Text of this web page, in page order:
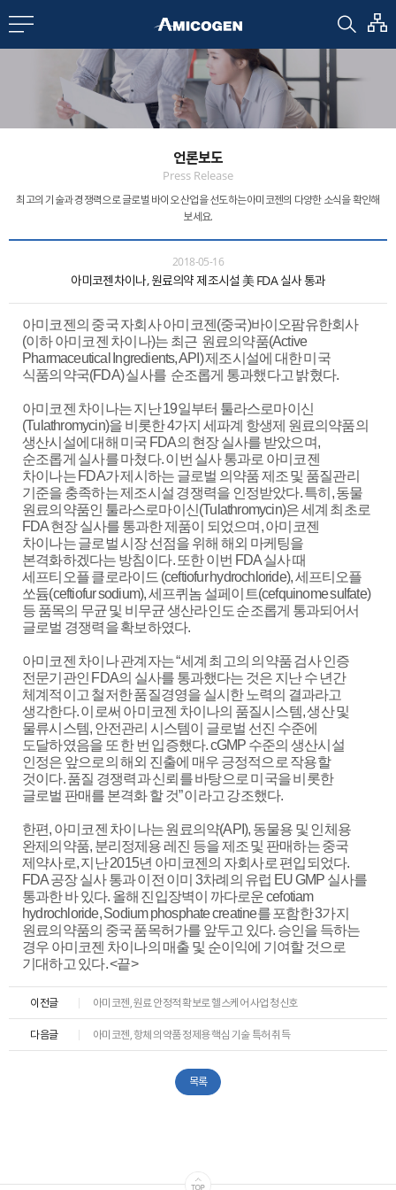
us
언론보도
Press Release
최고의 기술과 경쟁력으로 글로벌 바이오 산업을 선도하는아미코젠의 다양한 소식을 확인해
보세요.
2018-05-16
아미코젠차이나, 원료의약 제조시설 美 FDA 실사 통과
아미코젠의 중국 자회사 아미코젠(중국)바이오팜유한회사
(이하 아미코젠 차이나)는 최근 원료의약품(Active
Pharmaceutical Ingredients, API) 제조시설에 대한 미국
식품의약국(FDA) 실사를 순조롭게 통과했다고 밝혔다.
아미코젠 차이나는 지난 19일부터 툴라스로마이신
(Tulathromycin)을 비롯한 4가지 세파계 항생제 원료의약품의
생산시설에 대해 미국 FDA의 현장 실사를 받았으며,
순조롭게 실사를 마쳤다. 이번 실사 통과로 아미코젠
차이나는 FDA가 제시하는 글로벌 의약품 제조 및 품질관리
기준을 충족하는 제조시설 경쟁력을 인정받았다. 특히, 동물
원료의약품인 툴라스로마이신(Tulathromycin)은 세계 최초로
FDA 현장 실사를 통과한 제품이 되었으며, 아미코젠
차이나는 글로벌 시장 선점을 위해 해외 마케팅을
본격화하겠다는 방침이다. 또한 이번 FDA 실사 때
세프티오플 클로라이드 (ceftiofur hydrochloride), 세프티오플
쏘듐(ceftiofur sodium), 세프퀴놈 설페이트(cefquinome sulfate)
등 품목의 무균 및 비무균 생산라인도 순조롭게 통과되어서
글로벌 경쟁력을 확보하였다.
아미코젠 차이나 관계자는 “세계 최고의 의약품 검사 인증
전문기관인 FDA의 실사를 통과했다는 것은 지난 수 년간
체계적이고 철저한 품질경영을 실시한 노력의 결과라고
생각한다. 이로써 아미코젠 차이나의 품질시스템, 생산 및
물류시스템, 안전관리 시스템이 글로벌 선진 수준에
도달하였음을 또 한 번 입증했다. cGMP 수준의 생산시설
인정은 앞으로의 해외 진출에 매우 긍정적으로 작용할
것이다. 품질 경쟁력과 신뢰를 바탕으로 미국을 비롯한
글로벌 판매를 본격화 할 것” 이라고 강조했다.
한편, 아미코젠 차이나는 원료의약(API), 동물용 및 인체용
완제의약품, 분리정제용 레진 등을 제조 및 판매하는 중국
제약사로, 지난 2015년 아미코젠의 자회사로 편입되었다.
FDA 공장 실사 통과 이전 이미 3차례의 유럽 EU GMP 실사를
통과한 바 있다. 올해 진입장벽이 까다로운 cefotiam
hydrochloride, Sodium phosphate creatine를 포함한 3가지
원료의약품의 중국 품목허가를 앞두고 있다. 승인을 득하는
경우 아미코젠 차이나의 매출 및 순이익에 기여할 것으로
기대하고 있다. <끝>
이전글 아미코젠, 원료 안정적 확보로 헬스케어 사업 청신호
다음글 아미코젠, 항체 의약품 정제용 핵심 기술 특허 취득
목록